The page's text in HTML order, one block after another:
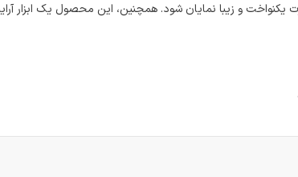
یکنواخت و زیبا نمایان شود. همچنین، این محصول یک